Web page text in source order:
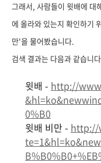
그래서, 사람들이 윗배에 대
에 올라와 있는지 확인하기
만'을 물어봤습니다.
검색 결과는 다음과 같습니
윗배 - http://
0%B0
윗배 비만 - http://